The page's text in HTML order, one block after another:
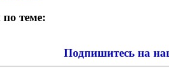
по теме:
Подпишитесь на